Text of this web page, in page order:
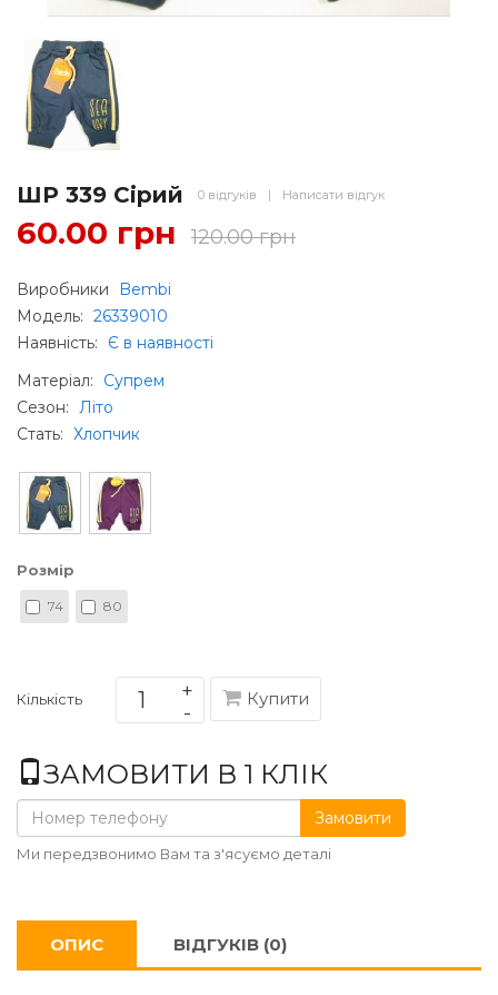
ШР 339 Сірий 0 відгуків | Написати відгук
60.00 грн 120.00 грн
Виробники
Bembi
Модель: 26339010
Наявність:
Є в наявності
Матеріал:
Супрем
Сезон: Літо
Стать: Хлопчик
Розмір
74 80
Кількість Купити
ЗАМОВИТИ В 1 КЛІК
Замовити
Ми передзвонимо Вам та з'ясуємо деталі
ОПИС ВІДГУКІВ (0)